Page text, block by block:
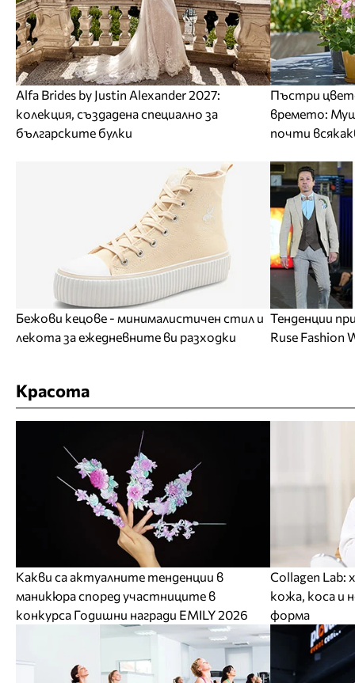
Alfa Brides by Justin Alexander 2027:
колекция, създадена специално за
българските булки
Пъстри
времето:
почти
Бежови кецове - минималистичен стил и
лекота за ежедневните ви разходки
Тенденции
Ruse Fashion
Красота
Какви са актуалните тенденции в
маникюра според участниците в
конкурса Годишни награди EMILY 2026
Collagen Lab:
кожа, коса и
форма